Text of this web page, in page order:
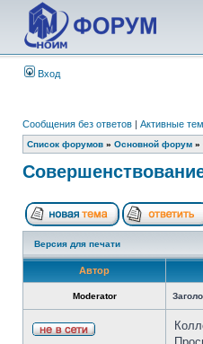
Вход
Сообщения без ответов | Активные
Список форумов » Основной форум »
Версия для печати
Автор
Moderator